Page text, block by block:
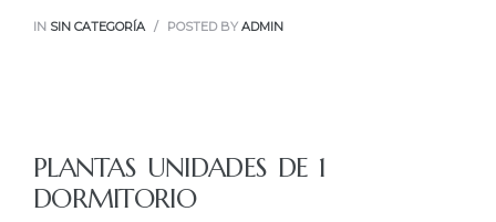
IN SIN CATEGORÍA POSTED BY ADMIN
PLANTAS UNIDADES DE 1
DORMITORIO